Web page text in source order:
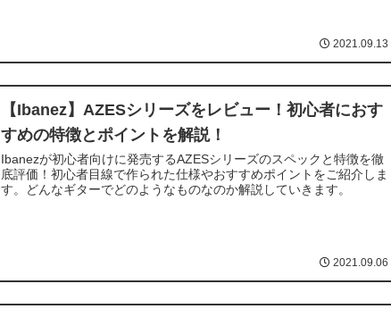
2021.09.13
【Ibanez】AZESシリーズをレビュー！初心者におす
すめの特徴とポイントを解説！
Ibanezが初心者向けに発売するAZESシリーズのスペックと特徴を徹
底評価！初心者目線で作られた仕様やおすすめポイントをご紹介しま
す。どんなギターでどのようなものなのか解説していきます。
2021.09.06